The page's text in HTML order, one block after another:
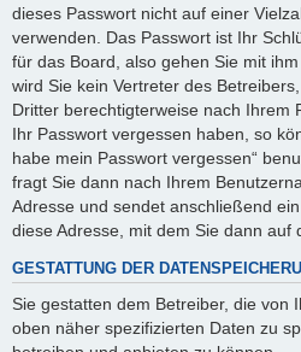
dieses Passwort nicht auf einer
verwenden. Das Passwort ist Ihr
für das Board, also gehen Sie mit
wird Sie kein Vertreter des
Dritter berechtigterweise nach Ihrem
Ihr Passwort vergessen haben, so
habe mein Passwort vergessen“
fragt Sie dann nach Ihrem
Adresse und sendet anschließend
diese Adresse, mit dem Sie dann auf
GESTATTUNG DER
Sie gestatten dem Betreiber, die von
oben näher spezifizierten Daten zu